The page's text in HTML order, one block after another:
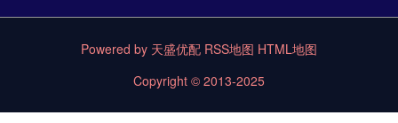
Powered by 天盛优配 RSS地图 HTML地图
Copyright © 2013-2025